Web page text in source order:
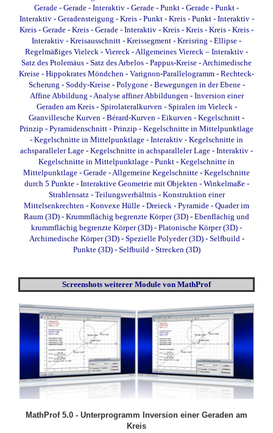
Gerade - Gerade - Interaktiv - Gerade - Punkt - Gerade - Punkt -
Interaktiv- Geradensteigung - Kreis - Punkt- Kreis - Punkt - Interaktiv-
Kreis - Gerade - Kreis - Gerade - Interaktiv - Kreis - Kreis - Kreis - Kreis -
Interaktiv - Kreisausschnitt - Kreissegment - Kreisring - Ellipse -
Regelmäßiges Vieleck - Viereck -Allgemeines Viereck – Interaktiv -
Satz des Ptolemäus - Satz des Arbelos - Pappus-Kreise -Archimedische
Kreise - Hippokrates Möndchen - Varignon-Parallelogramm - Rechteck-
Scherung - Soddy-Kreise- Polygone- Bewegungen in der Ebene-
Affine Abbildung -Analyse affiner Abbildungen- Inversion einer
Geraden am Kreis- Spirolateralkurven- Spiralen im Vieleck-
Granvillesche Kurven - Bérard-Kurven - Eikurven - Kegelschnitt -
Prinzip - Pyramidenschnitt - Prinzip - Kegelschnitte in Mittelpunktlage
- Kegelschnitte in Mittelpunktlage - Interaktiv - Kegelschnitte in
achsparalleler Lage - Kegelschnitte in achsparalleler Lage - Interaktiv -
Kegelschnitte in Mittelpunktlage - Punkt - Kegelschnitte in
Mittelpunktlage - Gerade -Allgemeine Kegelschnitte - Kegelschnitte
durch 5 Punkte- Interaktive Geometrie mit Objekten- Winkelmaße-
Strahlensatz- Teilungsverhältnis- Konstruktion einer
Mittelsenkrechten - Konvexe Hülle - Dreieck - Pyramide - Quader im
Raum (3D) - Krummflächig begrenzte Körper (3D) - Ebenflächig und
krummflächig begrenzte Körper (3D) - Platonische Körper (3D) -
Archimedische Körper (3D)- Spezielle Polyeder (3D)- Selfbuild -
Punkte (3D)- Selfbuild - Strecken (3D)
Screenshots weiterer Module von MathProf
MathProf 5.0 - Unterprogramm Inversion einer Geraden am
Kreis